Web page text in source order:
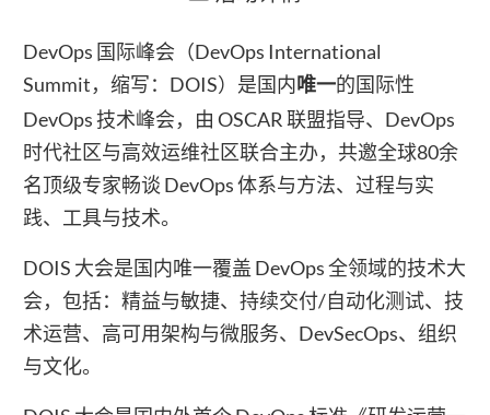
DevOps 国际峰会（DevOps International
Summit，缩写：DOIS）是国内唯一的国际性
DevOps 技术峰会，由 OSCAR 联盟指导、DevOps
时代社区与高效运维社区联合主办，共邀全球80余
名顶级专家畅谈 DevOps 体系与方法、过程与实
践、工具与技术。
DOIS 大会是国内唯一覆盖 DevOps 全领域的技术大
会，包括：精益与敏捷、持续交付/自动化测试、技
术运营、高可用架构与微服务、DevSecOps、组织
与文化。